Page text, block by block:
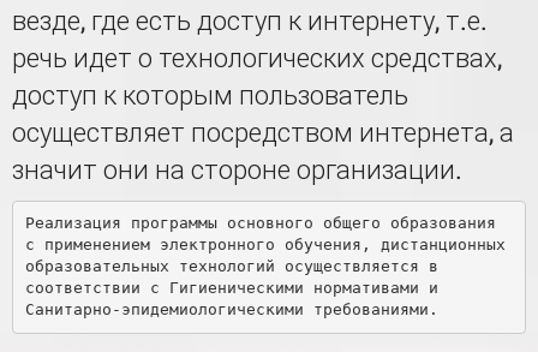
везде, где есть доступ к интернету, т.е.
речь идет о технологических средствах,
доступ к которым пользователь
осуществляет посредством интернета, а
значит они на стороне организации.
Реализация программы основного общего образования
с применением электронного обучения, дистанционных
образовательных технологий осуществляется в
соответствии с Гигиеническими нормативами и